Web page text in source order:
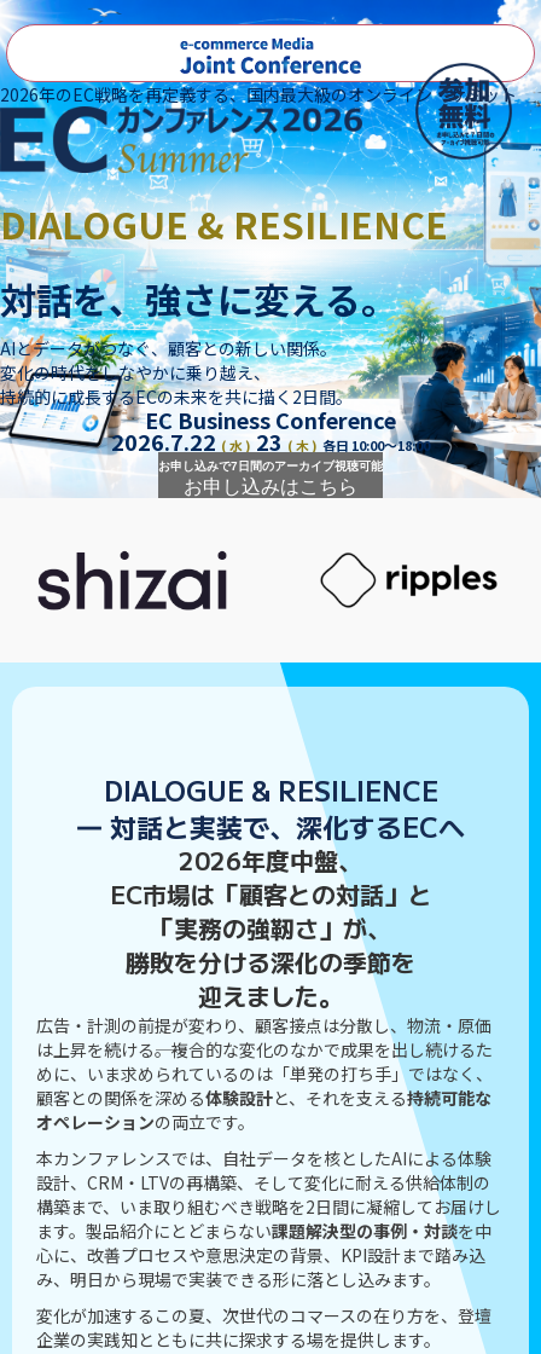
2026年のEC戦略を再定義する、国内最大級のオンライン・サミット
DIALOGUE & RESILIENCE
対話を、強さに変える。
AIとデータがつなぐ、顧客との新しい関係。
変化の時代をしなやかに乗り越え、
持続的に成長するECの未来を共に描く2日間。
EC Business Conference
2026.7.22 ( 水 ) 23 ( 木 ) 各日 10:00～18:00
お申し込みで7日間のアーカイブ視聴可能
お申し込みはこちら
DIALOGUE & RESILIENCE
― 対話と実装で、深化するECへ
2026年度中盤、
EC市場は「顧客との対話」と
「実務の強靭さ」が、
勝敗を分ける深化の季節を
迎えました。
広告・計測の前提が変わり、顧客接点は分散し、物流・原価
は上昇を続ける――。複合的な変化のなかで成果を出し続けるた
めに、いま求められているのは「単発の打ち手」ではなく、
顧客との関係を深める体験設計と、それを支える持続可能な
オペレーションの両立です。
本カンファレンスでは、自社データを核としたAIによる体験
設計、CRM・LTVの再構築、そして変化に耐える供給体制の
構築まで、いま取り組むべき戦略を2日間に凝縮してお届けし
ます。製品紹介にとどまらない課題解決型の事例・対談を中
心に、改善プロセスや意思決定の背景、KPI設計まで踏み込
み、明日から現場で実装できる形に落とし込みます。
変化が加速するこの夏、次世代のコマースの在り方を、登壇
企業の実践知とともに共に探求する場を提供します。